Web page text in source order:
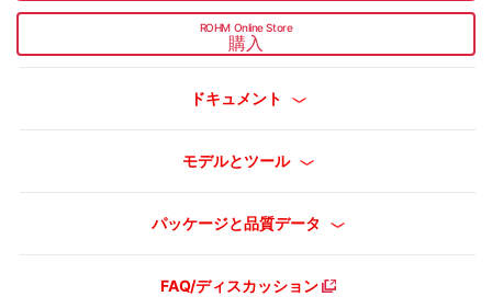
ROHM Online Store
購入
ドキュメント
モデルとツール
パッケージと品質データ
FAQ/ディスカッション